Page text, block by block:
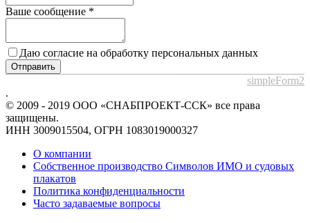
Ваше сообщение *
Даю согласие на обработку персональных данных
Отправить
simpleForm2
.
© 2009 - 2019 ООО «СНАБПРОЕКТ-ССК» все права
защищены.
ИНН 3009015504, ОГРН 1083019000327
О компании
Собственное производство Символов ИМО и судовых
плакатов
Политика конфиденциальности
Часто задаваемые вопросы